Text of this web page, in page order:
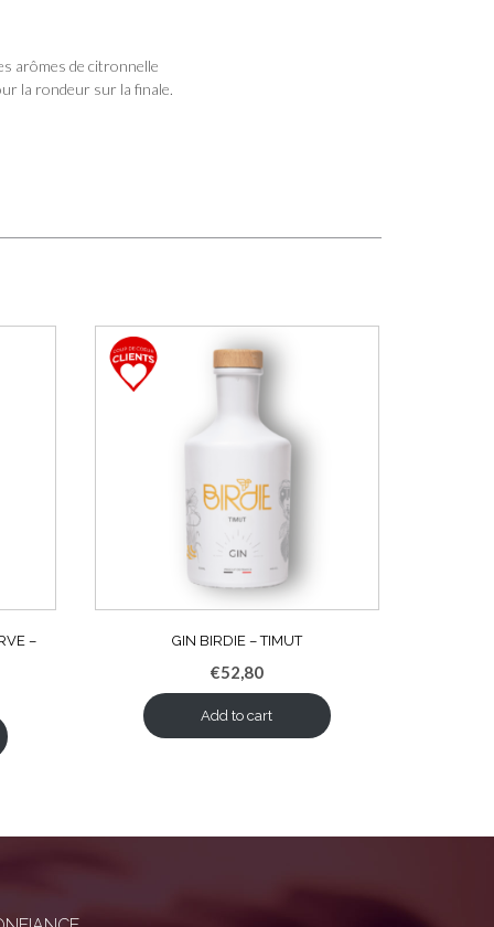
arômes de citronnelle
la rondeur sur la finale.
–
GIN BIRDIE – TIMUT
€52,80
Add to cart